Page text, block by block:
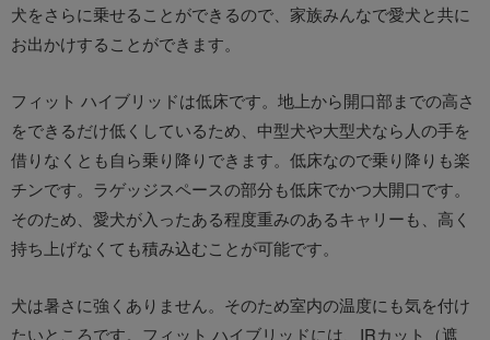
犬をさらに乗せることができるので、家族みんなで愛犬と共に
お出かけすることができます。
フィット ハイブリッドは低床です。地上から開口部までの高さ
をできるだけ低くしているため、中型犬や大型犬なら人の手を
借りなくとも自ら乗り降りできます。低床なので乗り降りも楽
チンです。ラゲッジスペースの部分も低床でかつ大開口です。
そのため、愛犬が入ったある程度重みのあるキャリーも、高く
持ち上げなくても積み込むことが可能です。
犬は暑さに強くありません。そのため室内の温度にも気を付け
たいところです。フィット ハイブリッドには、IRカット（遮